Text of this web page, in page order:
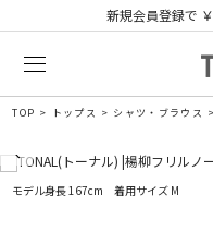
新規会員登録で
TOP トップス シャツ・ブラウス
モデル身長 167cm 着用サイズ M